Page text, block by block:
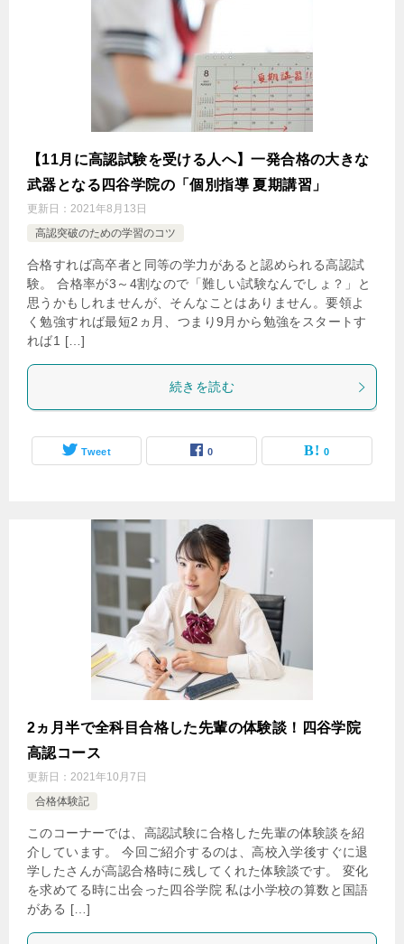
【11月に高認試験を受ける人へ】一発合格の大きな
武器となる四谷学院の「個別指導 夏期講習」
更新日： 2021年8月13日
高認突破のための学習のコツ
合格すれば高卒者と同等の学力があると認められる高認試
験。 合格率が3～4割なので「難しい試験なんでしょ？」と
思うかもしれませんが、そんなことはありません。要領よ
く勉強すれば最短2ヵ月、つまり9月から勉強をスタートす
れば1 […]
続きを読む
Tweet 0 0
2ヵ月半で全科目合格した先輩の体験談！四谷学院
高認コース
更新日： 2021年10月7日
合格体験記
このコーナーでは、高認試験に合格した先輩の体験談を紹
介しています。 今回ご紹介するのは、高校入学後すぐに退
学したさんが高認合格時に残してくれた体験談です。 変化
を求めてる時に出会った四谷学院 私は小学校の算数と国語
がある […]